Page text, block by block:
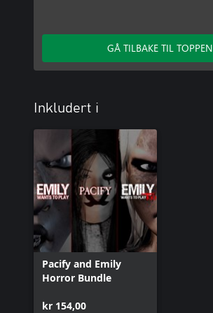
GÅ TILBAKE TIL TOPPEN
Inkludert i
Pacify and Emily
Horror Bundle
kr 154,00